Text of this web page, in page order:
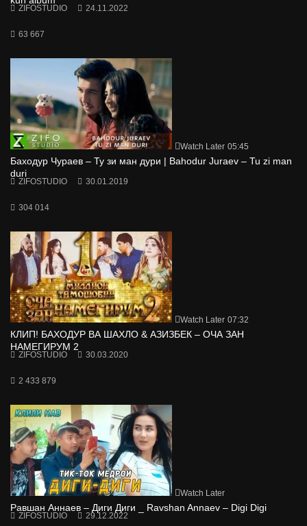
ZIFOSTUDIO 24.11.2022
63 667
Watch Later 05:45
Баходур Чураев – Ту зи ман дури | Bahodur Juraev – Tu zi man
duri
ZIFOSTUDIO 30.01.2019
304 014
Watch Later 07:32
КЛИП! БАХОДУР ВА ШАХЛО & АЗИЗБЕК – ОЧА ЗАН
НАМЕГИРУМ 2
ZIFOSTUDIO 30.03.2020
2 433 879
Watch Later
Равшан Аннаев – Диги Диги _ Ravshan Annaev – Digi Digi
ZIFOSTUDIO 29.12.2022